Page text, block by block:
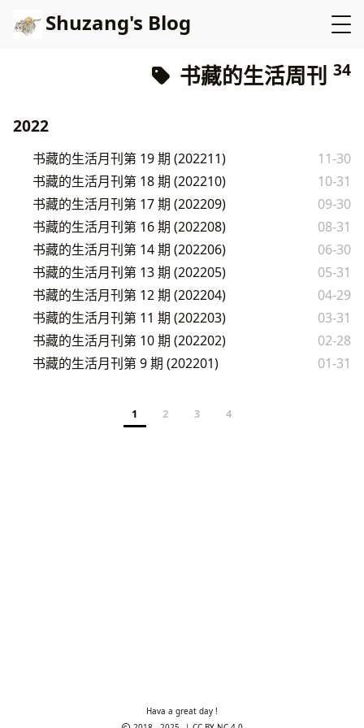
Shuzang's Blog
书藏的生活周刊 34
2022
书藏的生活月刊第 19 期 (202211)
11-30
书藏的生活月刊第 18 期 (202210)
10-31
书藏的生活月刊第 17 期 (202209)
09-30
书藏的生活月刊第 16 期 (202208)
08-31
书藏的生活月刊第 14 期 (202206)
06-30
书藏的生活月刊第 13 期 (202205)
05-31
书藏的生活月刊第 12 期 (202204)
04-29
书藏的生活月刊第 11 期 (202203)
03-31
书藏的生活月刊第 10 期 (202202)
02-28
书藏的生活月刊第 9 期 (202201)
01-31
1 2 3 4
Hava a great day !